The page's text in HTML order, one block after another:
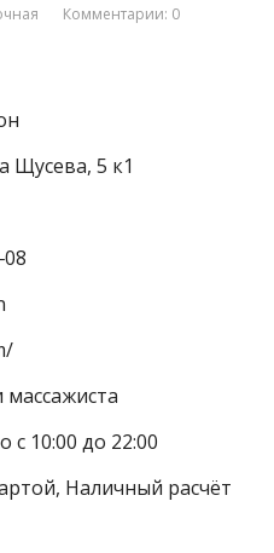
Комментарии: 0
Щусева, 5 к1
массажиста
10:00 до 22:00
Наличный расчёт